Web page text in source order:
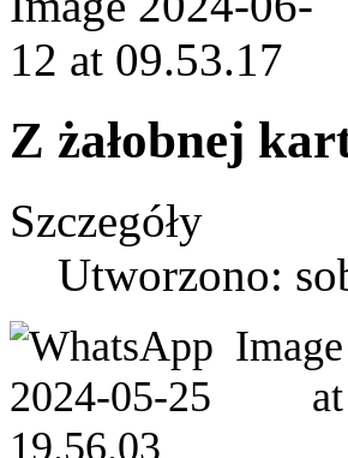
Z żałobnej
Szczegóły
Utworzono: